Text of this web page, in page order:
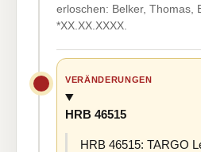
erloschen: Belker, Thomas,
*XX.XX.XXXX.
VERÄNDERUNGEN
HRB 46515
HRB 46515: TARGO